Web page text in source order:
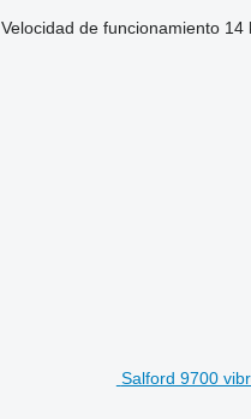
Velocidad de funcionamiento 14
Salford 9700